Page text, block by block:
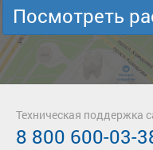
Посмотреть
Техническая поддержка
8 800 600-03-